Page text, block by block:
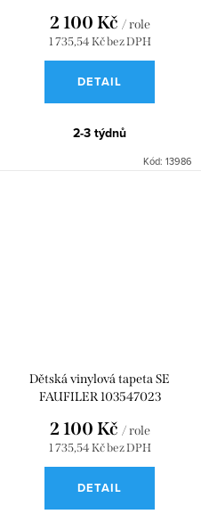
1 735,54 Kč bez DPH
2 100 Kč / role
DETAIL
2-3 týdnů
Kód: 13986
Dětská vinylová tapeta SE
FAUFILER 103547023
1 735,54 Kč bez DPH
2 100 Kč / role
DETAIL